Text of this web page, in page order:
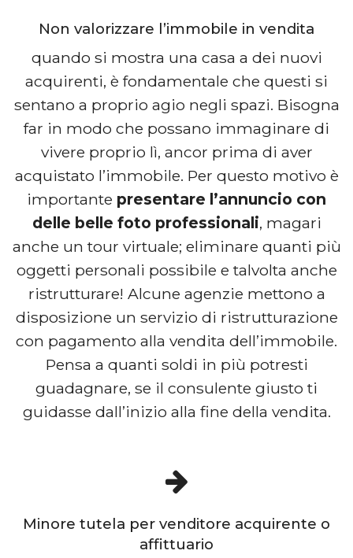
Non valorizzare l’immobile in vendita
quando si mostra una casa a dei nuovi
acquirenti, è fondamentale che questi si
sentano a proprio agio negli spazi. Bisogna
far in modo che possano immaginare di
vivere proprio lì, ancor prima di aver
acquistato l’immobile. Per questo motivo è
importante presentare l’annuncio con
delle belle foto professionali, magari
anche un tour virtuale; eliminare quanti più
oggetti personali possibile e talvolta anche
ristrutturare! Alcune agenzie mettono a
disposizione un servizio di ristrutturazione
con pagamento alla vendita dell’immobile.
Pensa a quanti soldi in più potresti
guadagnare, se il consulente giusto ti
guidasse dall’inizio alla fine della vendita.
Minore tutela per venditore acquirente o
affittuario